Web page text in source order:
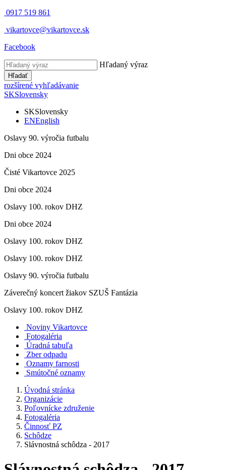
0917 519 861
vikartovce@vikartovce.sk
Facebook
Hľadaný výraz
Hľadať
rozšírené vyhľadávanie
SKSlovensky
SKSlovensky
ENEnglish
Oslavy 90. výročia futbalu
Dni obce 2024
Čisté Vikartovce 2025
Dni obce 2024
Oslavy 100. rokov DHZ
Dni obce 2024
Oslavy 100. rokov DHZ
Oslavy 100. rokov DHZ
Oslavy 90. výročia futbalu
Záverečný koncert žiakov SZUŠ Fantázia
Oslavy 100. rokov DHZ
Noviny Vikartovce
Fotogaléria
Úradná tabuľa
Zber odpadu
Oznamy farnosti
Smútočné oznamy
Úvodná stránka
Organizácie
Poľovnícke združenie
Fotogaléria
Činnosť PZ
Schôdze
Slávnostná schôdza - 2017